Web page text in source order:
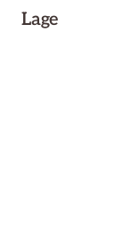
Lage